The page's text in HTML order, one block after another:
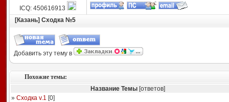
ICQ: 450616913
[Казань] Сходка №5
Добавить эту тему в
Похожие темы:
Название Темы [ответов]
» Сходка v.1 [0]